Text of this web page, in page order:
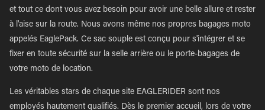
et tout ce dont vous avez besoin pour avoir une belle allure et rester
à l'aise sur la route. Nous avons même nos propres bagages moto
appelés EaglePack. Ce sac souple est conçu pour s'intégrer et se
fixer en toute sécurité sur la selle arrière ou le porte-bagages de
votre moto de location.
Les véritables stars de chaque site EAGLERIDER sont nos
employés hautement qualifiés. Dès le premier accueil, lors de votre